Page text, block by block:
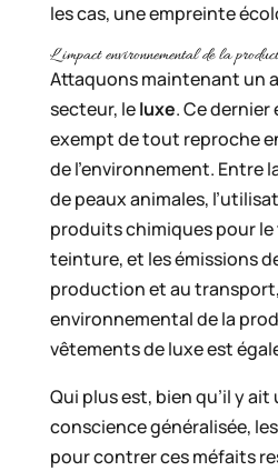
les cas, une empreinte
L’impact environnemental de la
Attaquons maintenant un
secteur, leluxe. Ce dernier
exempt de tout reproche
de l’environnement. Entre
de peaux animales,
produits chimiques pour
teinture, et les émissions
production et au
environnemental de la
vêtements de luxe est
Qui plus est, bien qu’il y ait
conscience généralisée,
pour contrer ces méfaits